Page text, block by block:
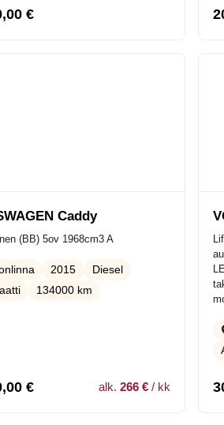
€
Caddy
(BB) 5ov 1968cm3 A
2015
Diesel
134000 km
€ alk.266 € / kk